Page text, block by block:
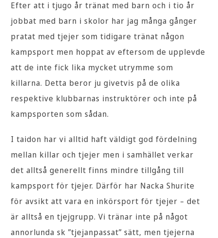
Efter att i tjugo år tränat med barn och i tio år
jobbat med barn i skolor har jag många gånger
pratat med tjejer som tidigare tränat någon
kampsport men hoppat av eftersom de upplevde
att de inte fick lika mycket utrymme som
killarna. Detta beror ju givetvis på de olika
respektive klubbarnas instruktörer och inte på
kampsporten som sådan.
I taidon har vi alltid haft väldigt god fördelning
mellan killar och tjejer men i samhället verkar
det alltså generellt finns mindre tillgång till
kampsport för tjejer. Därför har Nacka Shurite
för avsikt att vara en inkörsport för tjejer – det
är alltså en tjejgrupp. Vi tränar inte på något
annorlunda sk ”tjejanpassat” sätt, men tjejerna